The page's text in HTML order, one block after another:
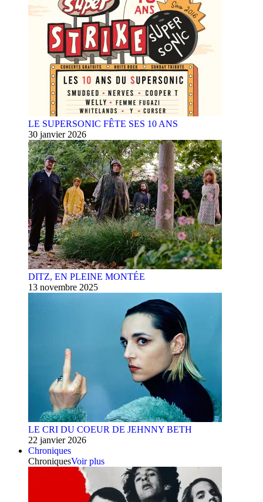
LE SUPERSONIC FÊTE SES 10 ANS
30 janvier 2026
DITZ, EN PLEINE MONTÉE
13 novembre 2025
LE CRI DU COEUR DE JEHNNY BETH
22 janvier 2026
Chroniques
ChroniquesVoir plus